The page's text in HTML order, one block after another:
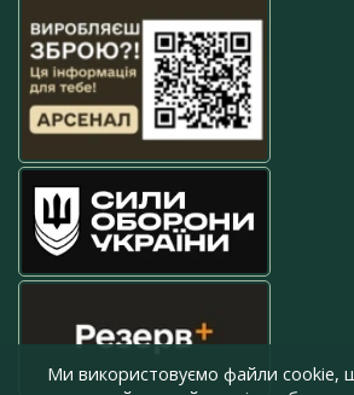
Ми використовуємо файли cookie,